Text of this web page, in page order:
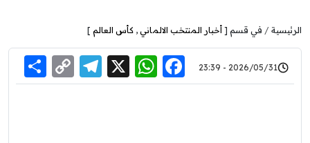
الرئيسية في قسم [ أخبار المنتخب الالماني , كأس العالم ]
2026/05/31 - 23:39
Facebook
WhatsApp
X
Link